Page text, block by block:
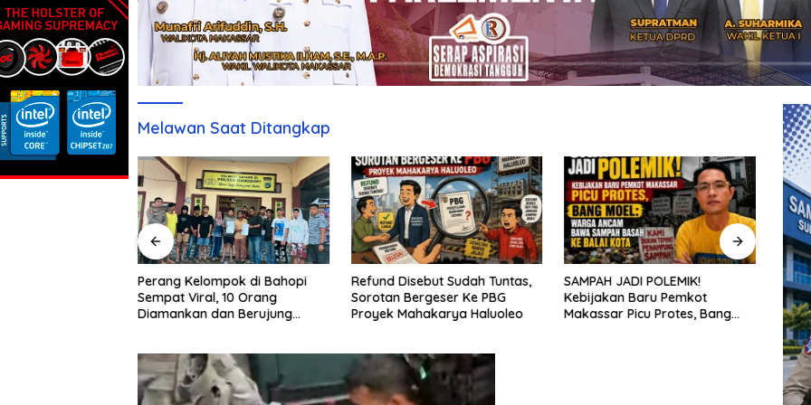
Melawan Saat Ditangkap
Perang Kelompok di Bahopi
Sempat Viral, 10 Orang
Diamankan dan Berujung
Refund Disebut Sudah Tuntas,
Sorotan Bergeser Ke PBG
Proyek Mahakarya Haluoleo
SAMPAH JADI POLEMIK!
Kebijakan Baru Pemkot
Makassar Picu Protes, Bang